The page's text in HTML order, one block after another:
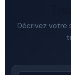
Décrivez votre